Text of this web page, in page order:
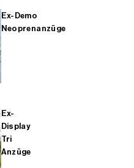
Ex-Demo
Neoprenanzüge
Ex-
Display
Tri
Anzüge